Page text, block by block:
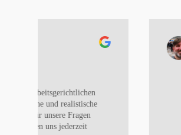
Siegmund Winkler